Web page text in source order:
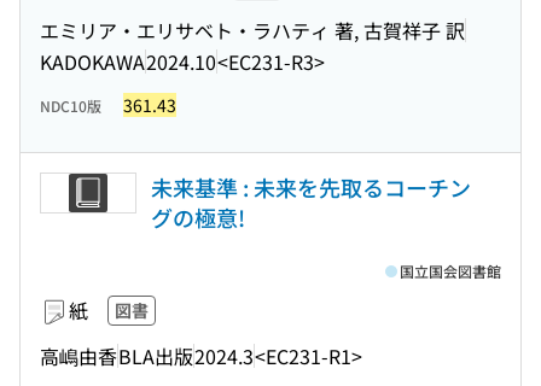
エミリア・エリサベト・ラハティ 著, 古賀祥子 訳
KADOKAWA2024.10<EC231-R3>
NDC10版 361.43
未来基準 : 未来を先取るコーチン
グの極意!
紙 図書
高嶋由香BLA出版2024.3<EC231-R1>
国立国会図書館